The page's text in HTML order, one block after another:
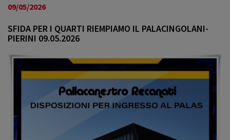
v
i
g
09/05/2026
SFIDA PER I QUARTI RIEMPIAMO IL PALACINGOLANI-
PIERINI 09.05.2026